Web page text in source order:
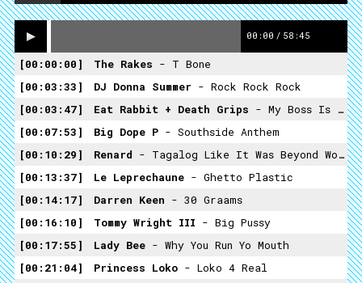
00:00 / 58:45
00:00:00 The Rakes - T Bone
00:03:33
DJ Donna Summer - Rock Rock Rock
00:03:47
Eat Rabbit + Death Grips - My Boss Is A Secretary Fucker + Culture Shock (nils Gasp Mashup)
00:07:53
Big Dope P - Southside Anthem
00:10:29
Renard - Tagalog Like It Was Beyond Worth
00:13:37
Le Leprechaune - Ghetto Plastic
00:14:17
Darren Keen - 30 Graams
00:16:10
Tommy Wright III - Big Pussy
00:17:55
Lady Bee - Why You Run Yo Mouth
00:21:04
Princess Loko - Loko 4 Real